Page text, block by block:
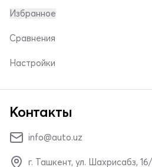
Избранное
Сравнения
Настройки
Контакты
info@auto.uz
г. Ташкент, ул. Шахрисабз, 16/